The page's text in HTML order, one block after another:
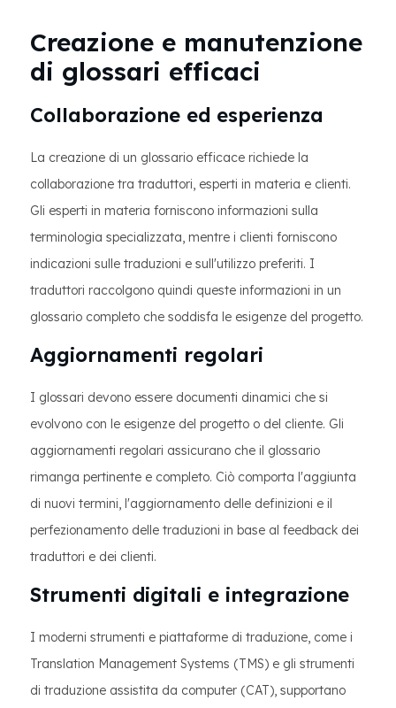
Creazione e manutenzione
di glossari efficaci
Collaborazione ed esperienza
La creazione di un glossario efficace richiede la
collaborazione tra traduttori, esperti in materia e clienti.
Gli esperti in materia forniscono informazioni sulla
terminologia specializzata, mentre i clienti forniscono
indicazioni sulle traduzioni e sull'utilizzo preferiti. I
traduttori raccolgono quindi queste informazioni in un
glossario completo che soddisfa le esigenze del progetto.
Aggiornamenti regolari
I glossari devono essere documenti dinamici che si
evolvono con le esigenze del progetto o del cliente. Gli
aggiornamenti regolari assicurano che il glossario
rimanga pertinente e completo. Ciò comporta l'aggiunta
di nuovi termini, l'aggiornamento delle definizioni e il
perfezionamento delle traduzioni in base al feedback dei
traduttori e dei clienti.
Strumenti digitali e integrazione
I moderni strumenti e piattaforme di traduzione, come i
Translation Management Systems (TMS) e gli strumenti
di traduzione assistita da computer (CAT), supportano